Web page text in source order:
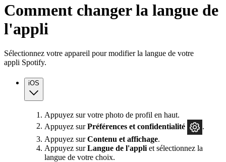
Comment changer la langue de
l'appli
Sélectionnez votre appareil pour modifier la langue de votre
appli Spotify.
iOS
Appuyez sur votre photo de profil en haut.
Appuyez surPréférences et confidentialité
.
Appuyez surContenu et affichage.
Appuyez surLangue de l'appli et sélectionnez la
langue de votre choix.